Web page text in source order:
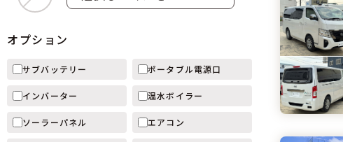
オプション
サブバッテリー ポータブル電源口
インバーター 温水ボイラー
ソーラーパネル エアコン